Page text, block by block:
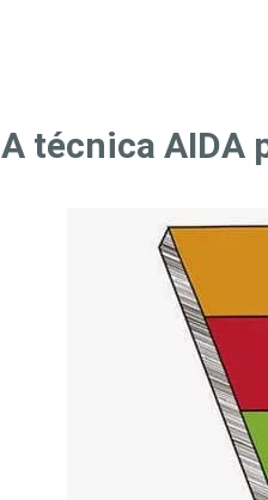
A técnica AIDA